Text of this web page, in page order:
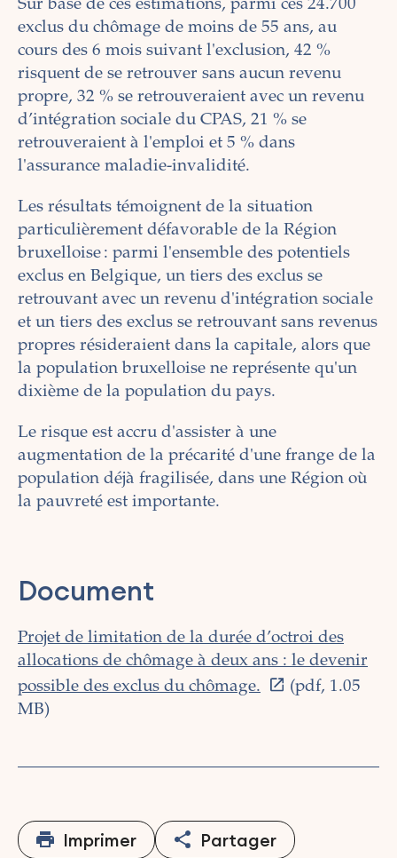
Sur base de ces estimations, parmi ces 24.700
exclus du chômage de moins de 55 ans, au
cours des 6 mois suivant l'exclusion, 42 %
risquent de se retrouver sans aucun revenu
propre, 32 % se retrouveraient avec un revenu
d’intégration sociale du CPAS, 21 % se
retrouveraient à l'emploi et 5 % dans
l'assurance maladie-invalidité.
Les résultats témoignent de la situation
particulièrement défavorable de la Région
bruxelloise : parmi l'ensemble des potentiels
exclus en Belgique, un tiers des exclus se
retrouvant avec un revenu d'intégration sociale
et un tiers des exclus se retrouvant sans revenus
propres résideraient dans la capitale, alors que
la population bruxelloise ne représente qu'un
dixième de la population du pays.
Le risque est accru d'assister à une
augmentation de la précarité d'une frange de la
population déjà fragilisée, dans une Région où
la pauvreté est importante.
Document
Projet de limitation de la durée d’octroi des
allocations de chômage à deux ans : le devenir
possible des exclus du chômage.
(pdf, 1.05
MB)
Imprimer
Partager